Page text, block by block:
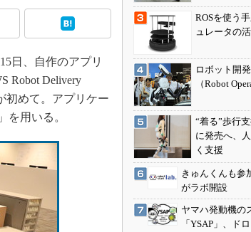
日、自作のアプリ
Robot Delivery
初めて。アプリケー
を用いる。
ROSを使う
ュレータの
ロボット開
（Robot
“着る”歩行
に発売へ、
く支援
きゅんくんも参
がラボ開設
ヤマハ発動機の
「YSAP」、ド